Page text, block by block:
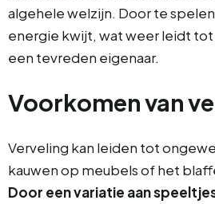
algehele welzijn. Door te
energie kwijt, wat weer leidt
een tevreden eigenaar.
Voorkomen van
Verveling kan leiden tot
kauwen op meubels of het
Door een variatie aan